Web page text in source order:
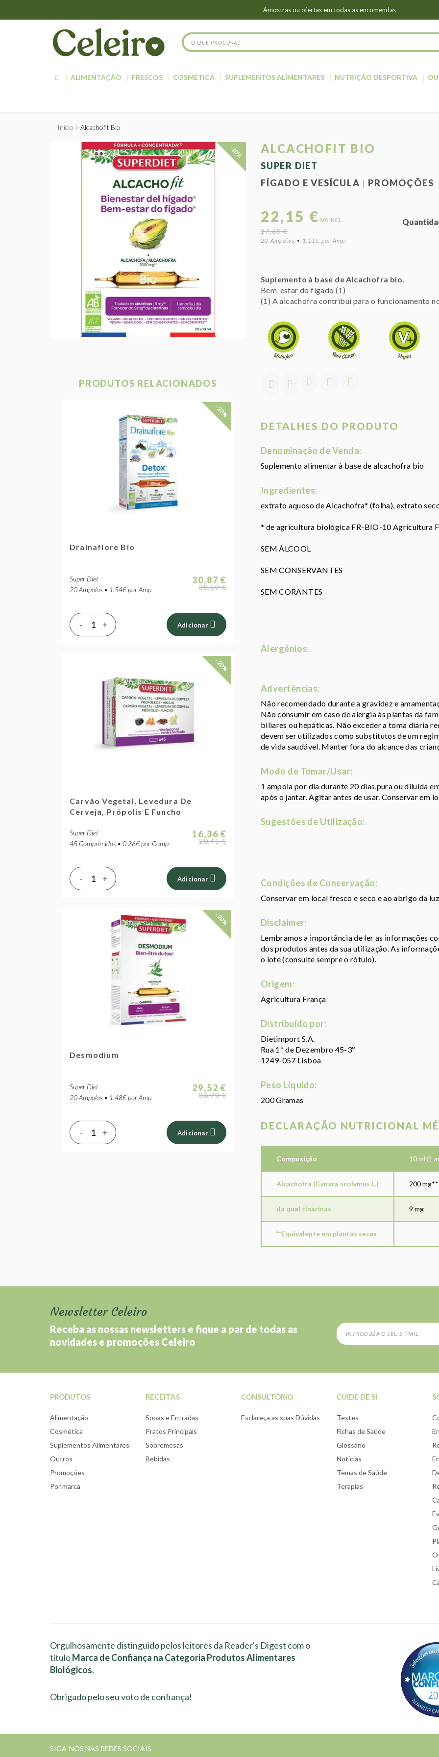
Amostras ou ofertas em todas as encomendas
ALIMENTAÇÃO FRESCOS COSMÉTICA SUPLEMENTOS ALIMENTARES NUTRIÇÃO DESPORTIVA
Início Alcachofit Bio
ALCACHOFIT BIO
SUPER DIET
FÍGADO E VESÍCULA
PROMOÇÕES
22,15 € IVA INCL.
27,69 €
20 Ampolas • 1.11€ por Amp.
Suplemento à base de Alcachofra bio.
Bem-estar do fígado (1)
(1) A alcachofra contribui para o funcionamento
DETALHES DO PRODUTO
Denominação de Venda:
Suplemento alimentar à base de alcachofra bio
Ingredientes:
extrato aquoso de Alcachofra* (folha), extrato
* de agricultura biológica FR-BIO-10 Agricultura
SEM ÁLCOOL
SEM CONSERVANTES
SEM CORANTES
Alergénios:
Advertências:
Não recomendado durante a gravidez e
Não consumir em caso de alergia às plantas da
biliares ou hepáticas. Não exceder a toma diária
devem ser utilizados como substitutos de um
de vida saudável. Manter fora do alcance das
Modo de Tomar/Usar:
1 ampola por dia durante 20 dias,pura ou diluída
após o jantar. Agitar antes de usar. Conservar em
Sugestões de Utilização:
Condições de Conservação:
Conservar em local fresco e seco e ao abrigo da luz
Disclaimer:
Lembramos a importância de ler as informações
dos produtos antes da sua utilização. As
o lote (consulte sempre o rótulo).
Origem:
Agricultura França
Distribuído por:
Dietimport S.A.
Rua 1º de Dezembro 45-3º
1249-057 Lisboa
Peso Líquido:
200 Gramas
DECLARAÇÃO NUTRICIONAL
Composição 10 ml (1
Alcachofra (Cynara scolymus L.) 200 mg**
da qual cinarinas 9 mg
**Equivalente em plantas secas
-20%
PRODUTOS RELACIONADOS
-20%
Drainaflore Bio
Super Diet
20 Ampolas • 1.54€ por Amp.
30,87 €
38,59 €
+
- Adicionar
-20%
Carvão Vegetal, Levedura De
Cerveja, Própolis E Funcho
Super Diet
45 Comprimidos • 0.36€ por Comp.
16,36 €
20,45 €
+
- Adicionar
-20%
Desmodium
Super Diet
20 Ampolas • 1.48€ por Amp.
29,52 €
36,90 €
+
- Adicionar
Newsletter Celeiro
Receba as nossas newsletters e fique a par de todas as
novidades e promoções Celeiro
PRODUTOS
Alimentação
Cosmética
Suplementos Alimentares
Outros
Promoções
Por marca
RECEITAS
Sopas e Entradas
Pratos Principais
Sobremesas
Bebidas
CONSULTÓRIO
Esclareça as suas Dúvidas
CUIDE DE SI
Testes
Fichas de Saúde
Glossário
Notícias
Temas de Saúde
Terapias
Orgulhosamente distinguido pelos leitores da Reader's Digest com o
títuloMarca de Confiança na Categoria Produtos Alimentares
Biológicos.
Obrigado pelo seu voto de confiança!
SIGA-NOS NAS REDES SOCIAIS